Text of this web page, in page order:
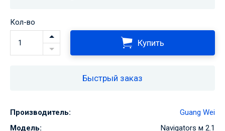
Кол-во
Купить
Быстрый заказ
Производитель:
Guang Wei
Модель:
Navigators м 2.1